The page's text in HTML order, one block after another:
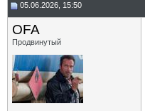
05.06.2026, 15:50
OFA
Продвинутый